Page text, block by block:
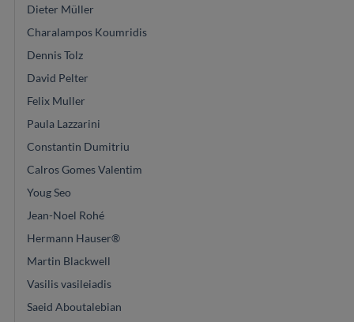
Dieter Müller
Charalampos Koumridis
Dennis Tolz
David Pelter
Felix Muller
Paula Lazzarini
Constantin Dumitriu
Calros Gomes Valentim
Youg Seo
Jean-Noel Rohé
Hermann Hauser®
Martin Blackwell
Vasilis vasileiadis
Saeid Aboutalebian